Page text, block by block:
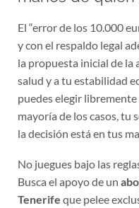
El “error de los 10.000
la propuesta inicial de la
salud y a tu estabilidad
puedes elegir libremente
mayoría de los casos, tu
la decisión está en tus
Busca el apoyo de un
que pelee